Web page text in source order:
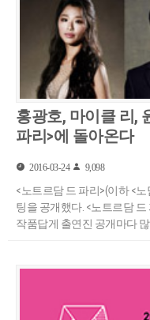
홍광호, 마이클 리,
파리>에 돌아온다
2016-03-24 9,098
<노트르담 드 파리>(이하 <
팅을 공개했다. <노트르담
작품답게 출연진 공개마다 많